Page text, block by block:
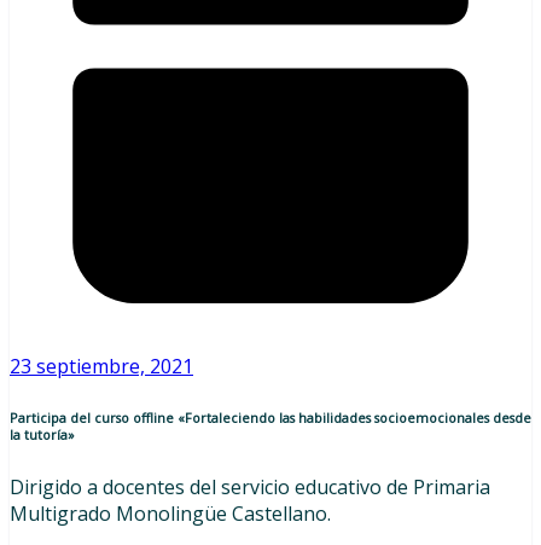
23 septiembre, 2021
Participa del curso offline «Fortaleciendo las habilidades socioemocionales desde
la tutoría»
Dirigido a docentes del servicio educativo de Primaria
Multigrado Monolingüe Castellano.